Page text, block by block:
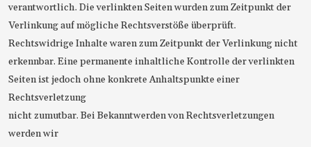
verantwortlich. Die verlinkten Seiten wurden zum Zeitpunkt der
Verlinkung auf mögliche Rechtsverstöße überprüft.
Rechtswidrige Inhalte waren zum Zeitpunkt der Verlinkung nicht
erkennbar. Eine permanente inhaltliche Kontrolle der verlinkten
Seiten ist jedoch ohne konkrete Anhaltspunkte einer
Rechtsverletzung
nicht zumutbar. Bei Bekanntwerden von Rechtsverletzungen
werden wir